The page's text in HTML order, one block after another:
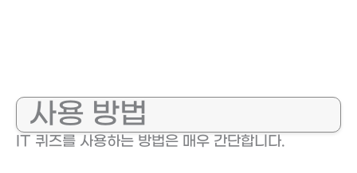
사용 방법
IT 퀴즈를 사용하는 방법은 매우 간단합니다.